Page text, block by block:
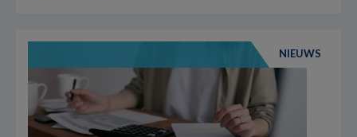
NIEUWS